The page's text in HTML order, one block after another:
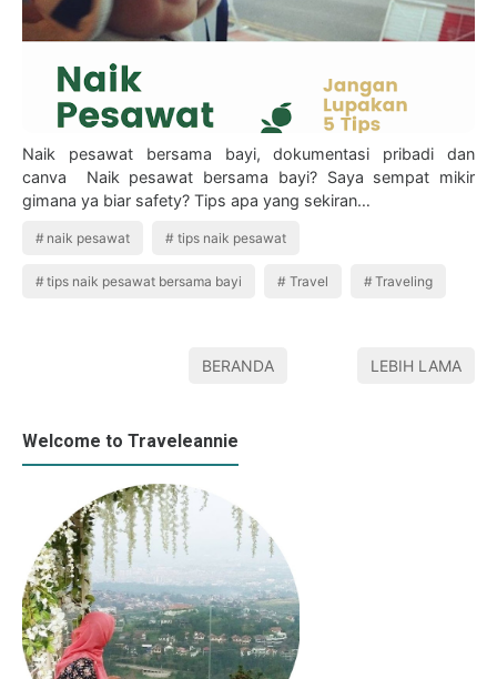
Naik pesawat bersama bayi, dokumentasi pribadi dan
canva Naik pesawat bersama bayi? Saya sempat mikir
gimana ya biar safety? Tips apa yang sekiran…
naik pesawat tips naik pesawat
tips naik pesawat bersama bayi Travel Traveling
BERANDA LEBIH LAMA
Welcome to Traveleannie